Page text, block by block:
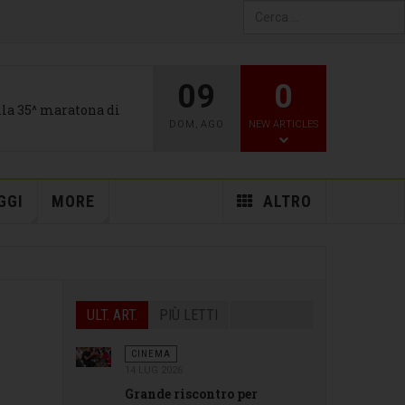
for results.
35^ maratona di
09
DOM , AGO
0
NEW ARTICLES
ALTRO
MORE
ULT. ART. PIÙ LETTI
CINEMA
Grande riscontro per